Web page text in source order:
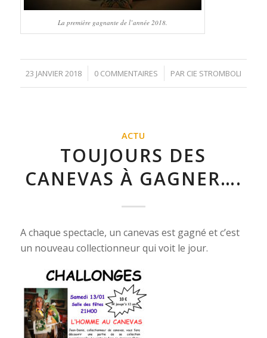
La première gagnante de l’année 2018.
23 JANVIER 2018
/ 0 COMMENTAIRES
/ PAR CIE STROMBOLI
ACTU
TOUJOURS DES
CANEVAS À GAGNER….
A chaque spectacle, un canevas est gagné et c’est
un nouveau collectionneur qui voit le jour.